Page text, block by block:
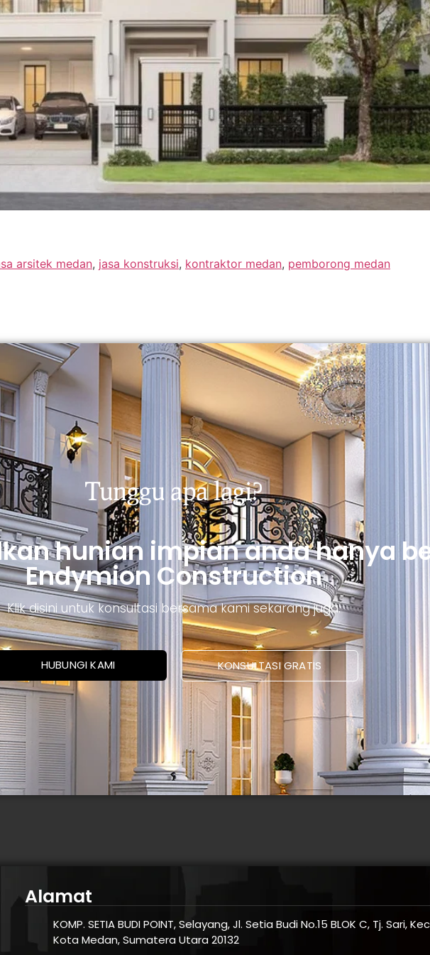
arsitek medan, jasa konstruksi, kontraktor medan, pemborong medan
Tunggu apa lagi?
hunian impian anda hanya
Endymion Construction
Klik disini untuk konsultasi bersama kami sekarang juga.
HUBUNGI KAMI KONSULTASI GRATIS
Alamat
KOMP. SETIA BUDI POINT, Selayang, Jl. Setia Budi No.15 BLOK C, Tj. Sari,
Kota Medan, Sumatera Utara 20132